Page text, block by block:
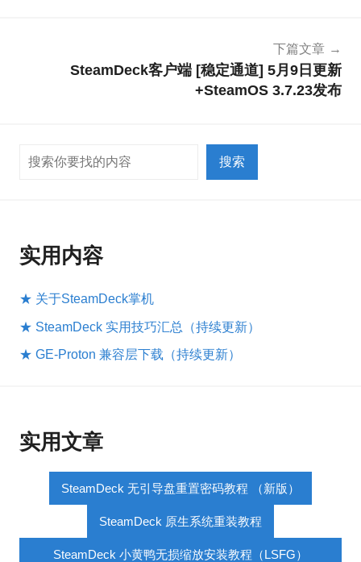
下篇文章
SteamDeck客户端 [稳定通道] 5月9日更新
+SteamOS 3.7.23发布
搜索
搜索
实用内容
★ 关于SteamDeck掌机
★ SteamDeck 实用技巧汇总（持续更新）
★ GE-Proton 兼容层下载（持续更新）
实用文章
SteamDeck 无引导盘重置密码教程 （新版）
SteamDeck 原生系统重装教程
SteamDeck 小黄鸭无损缩放安装教程（LSFG）